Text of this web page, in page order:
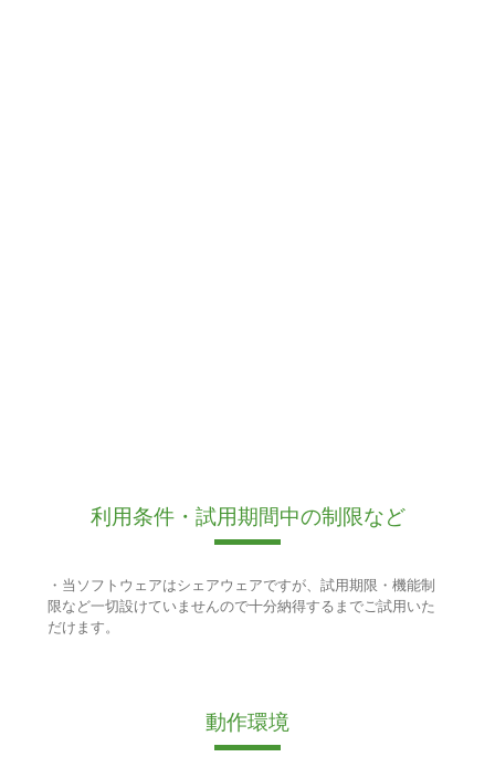
利用条件・試用期間中の制限など
・当ソフトウェアはシェアウェアですが、試用期限・機能制
限など一切設けていませんので十分納得するまでご試用いた
だけます。
動作環境